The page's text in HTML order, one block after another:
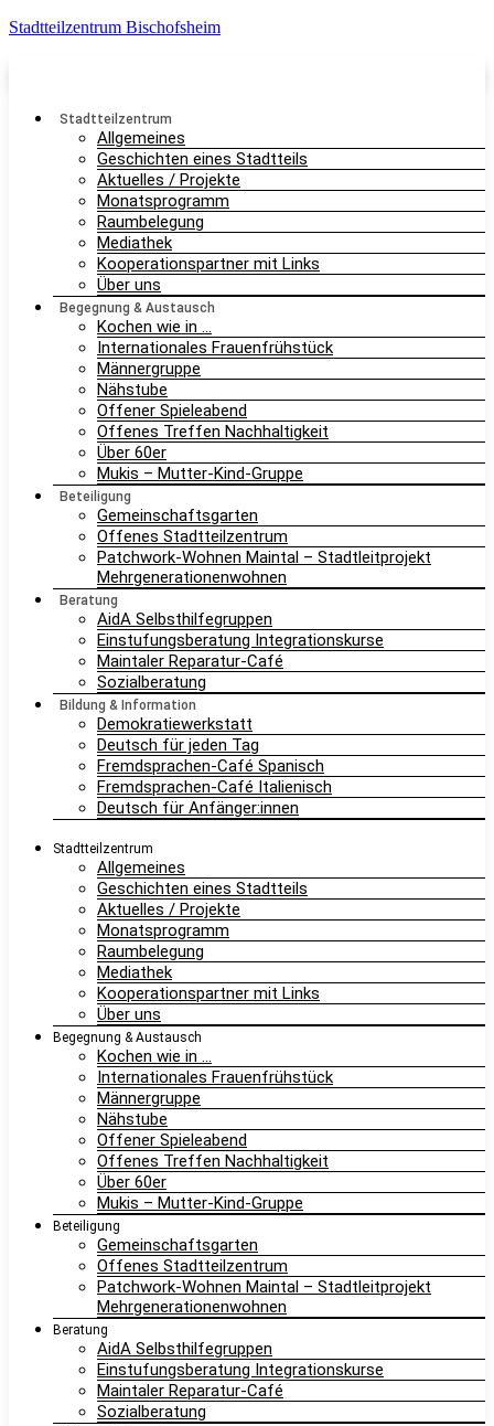
Stadtteilzentrum Bischofsheim
Stadtteilzentrum
Allgemeines
Geschichten eines Stadtteils
Aktuelles / Projekte
Monatsprogramm
Raumbelegung
Mediathek
Kooperationspartner mit Links
Über uns
Begegnung & Austausch
Kochen wie in …
Internationales Frauenfrühstück
Männergruppe
Nähstube
Offener Spieleabend
Offenes Treffen Nachhaltigkeit
Über 60er
Mukis – Mutter-Kind-Gruppe
Beteiligung
Gemeinschaftsgarten
Offenes Stadtteilzentrum
Patchwork-Wohnen Maintal – Stadtleitprojekt
Mehrgenerationenwohnen
Beratung
AidA Selbsthilfegruppen
Einstufungsberatung Integrationskurse
Maintaler Reparatur-Café
Sozialberatung
Bildung & Information
Demokratiewerkstatt
Deutsch für jeden Tag
Fremdsprachen-Café Spanisch
Fremdsprachen-Café Italienisch
Deutsch für Anfänger:innen
Stadtteilzentrum
Allgemeines
Geschichten eines Stadtteils
Aktuelles / Projekte
Monatsprogramm
Raumbelegung
Mediathek
Kooperationspartner mit Links
Über uns
Begegnung & Austausch
Kochen wie in …
Internationales Frauenfrühstück
Männergruppe
Nähstube
Offener Spieleabend
Offenes Treffen Nachhaltigkeit
Über 60er
Mukis – Mutter-Kind-Gruppe
Beteiligung
Gemeinschaftsgarten
Offenes Stadtteilzentrum
Patchwork-Wohnen Maintal – Stadtleitprojekt
Mehrgenerationenwohnen
Beratung
AidA Selbsthilfegruppen
Einstufungsberatung Integrationskurse
Maintaler Reparatur-Café
Sozialberatung